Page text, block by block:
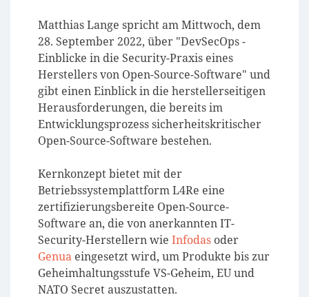
Matthias Lange spricht am Mittwoch, dem
28. September 2022, über "DevSecOps -
Einblicke in die Security-Praxis eines
Herstellers von Open-Source-Software" und
gibt einen Einblick in die herstellerseitigen
Herausforderungen, die bereits im
Entwicklungsprozess sicherheitskritischer
Open-Source-Software bestehen.
Kernkonzept bietet mit der
Betriebssystemplattform L4Re eine
zertifizierungsbereite Open-Source-
Software an, die von anerkannten IT-
Security-Herstellern wie Infodas oder
Genua eingesetzt wird, um Produkte bis zur
Geheimhaltungsstufe VS-Geheim, EU und
NATO Secret auszustatten.